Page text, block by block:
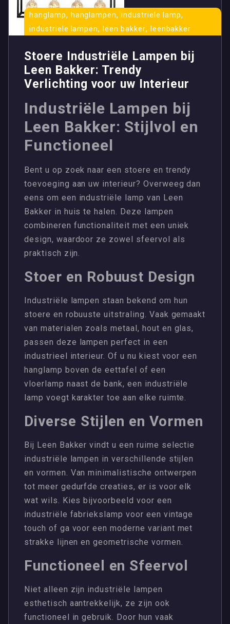
hanglamp, hanglampen,industriele lamp,
industriele lampen,leen bakker, leenbakker
Stoere Industriële Lampen bij
Leen Bakker: Trendy
Verlichting voor uw Interieur
Industriële Lampen bij
Leen Bakker: Stijlvol en
Functioneel
Bent u op zoek naar een stoere en trendy
toevoeging aan uw interieur? Overweeg dan
eens om een industriële lamp van Leen
Bakker in huis te halen. Deze lampen
combineren functionaliteit met een uniek
design, waardoor ze zowel sfeervol als
praktisch zijn.
Stoer en Robuust Design
Industriële lampen staan bekend om hun
stoere en robuuste uitstraling. Vaak gemaakt
van materialen zoals metaal, hout en glas,
passen deze lampen perfect in een
industrieel interieur. Of u nu kiest voor een
hanglamp boven de eettafel of een
vloerlamp naast de bank, een industriële
lamp voegt karakter toe aan elke ruimte.
Diverse Stijlen en Vormen
Bij Leen Bakker vindt u een ruime selectie
industriële lampen in verschillende stijlen
en vormen. Van minimalistische ontwerpen
tot meer gedurfde creaties, er is voor elk
wat wils. Kies bijvoorbeeld voor een
industriële fabriekslamp voor een vintage
touch of ga voor een moderne variant met
strakke lijnen en geometrische vormen.
Functioneel en Sfeervol
Niet alleen zijn industriële lampen
esthetisch aantrekkelijk, ze zijn ook
functioneel in gebruik. Door hun vaak